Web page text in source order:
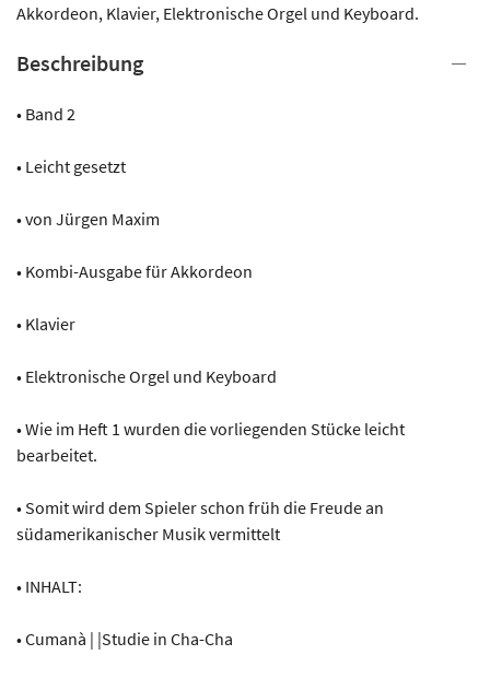
Akkordeon, Klavier, Elektronische Orgel und Keyboard.
Beschreibung
• Band 2
• Leicht gesetzt
• von Jürgen Maxim
• Kombi-Ausgabe für Akkordeon
• Klavier
• Elektronische Orgel und Keyboard
• Wie im Heft 1 wurden die vorliegenden Stücke leicht
bearbeitet.
• Somit wird dem Spieler schon früh die Freude an
südamerikanischer Musik vermittelt
• INHALT:
• Cumanà | |Studie in Cha-Cha